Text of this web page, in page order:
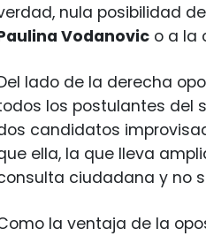
nula posibilidad
Vodanovic o a la
lado de la derecha
los postulantes del
candidatos
ella, la que lleva
ciudadana y no
la ventaja de la